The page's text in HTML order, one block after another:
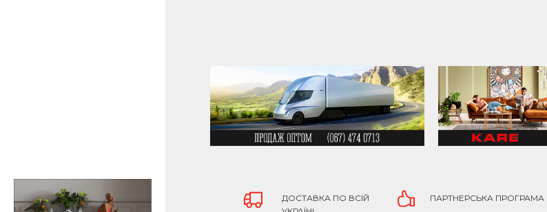
Незалежно від стилю – бохо, мінімалізм, лофт або
додадуть кімнаті стиль та індивідуальність.
Особливу увагу ми приділяємо якості. Наші інтер’єрні
забезпечують довговічність та комфорт. Вони не тільки
ДОСТАВКА ПО ВСІЙ
ПАРТНЕРСЬКА ПРОГРАМА